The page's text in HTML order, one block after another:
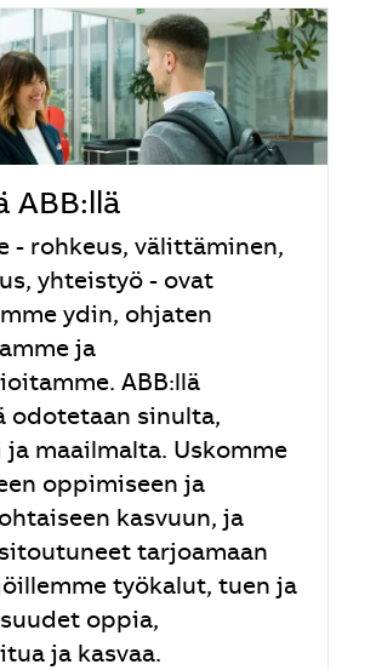
ABB:llä
- rohkeus, välittäminen,
yhteistyö - ovat
ydin, ohjaten
ja
ABB:llä
odotetaan sinulta,
maailmalta. Uskomme
oppimiseen ja
kasvuun, ja
tarjoamaan
työkalut, tuen ja
oppia,
ja kasvaa.